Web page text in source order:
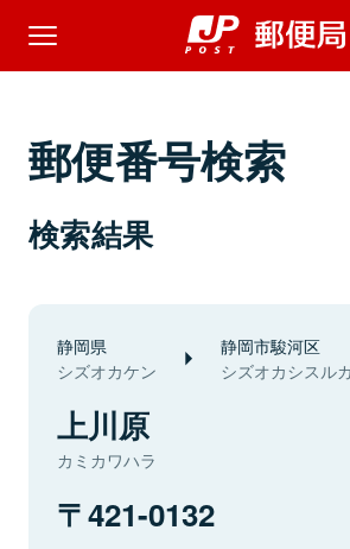
郵便番号検索
検索結果
静岡県
シズオカケン
静岡市駿河区
シズオカシスル
上川原
カミカワハラ
421-0132